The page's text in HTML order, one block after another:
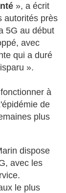
», a écrit
autorités près
5G au début
avec
qui a duré
».
à
de
plus
dispose
avec les
le plus